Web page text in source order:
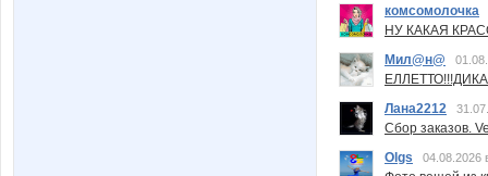
комсомолочка
НУ КАКАЯ
Мил@н@
Лана2212
Сбор заказов.
Olgs
04.08.2026